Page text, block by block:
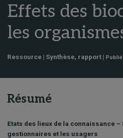
Effets des
les
Ressource | Synthèse, rapport |
Résumé
Etats des lieux de la connaissance –
gestionnaires et les usagers